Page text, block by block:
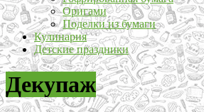
Оригами
Поделки из бумаги
Кулинария
Детские праздники
Декупаж